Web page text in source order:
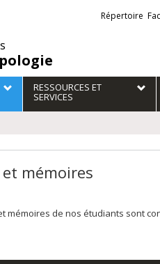
Liens
externes
Répertoire
RESSOURCES ET
SERVICES
mémoires
mémoires de nos étudiants sont